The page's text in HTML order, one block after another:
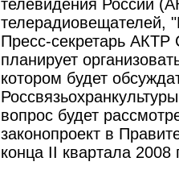
телевидения России
телерадиовещателей,
Пресс-секретарь АКТР
планирует
котором будет
вопрос будет
законопроект в
конца II квартала 2008